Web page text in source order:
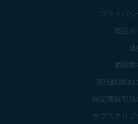
プライバ
製品
法
脆弱性
現代奴隷法
特定商取引
サブスクリ